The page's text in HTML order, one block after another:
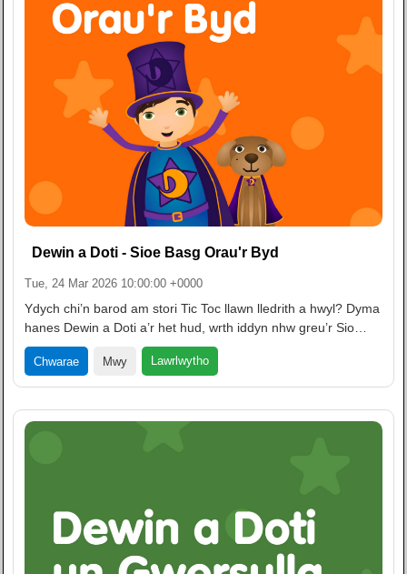
Dewin a Doti - Sioe Basg Orau'r Byd
Tue, 24 Mar 2026 10:00:00 +0000
Ydych chi’n barod am stori Tic Toc llawn lledrith a hwyl? Dyma
hanes Dewin a Doti a’r het hud, wrth iddyn nhw greu’r Sio…
Chwarae Mwy Lawrlwytho